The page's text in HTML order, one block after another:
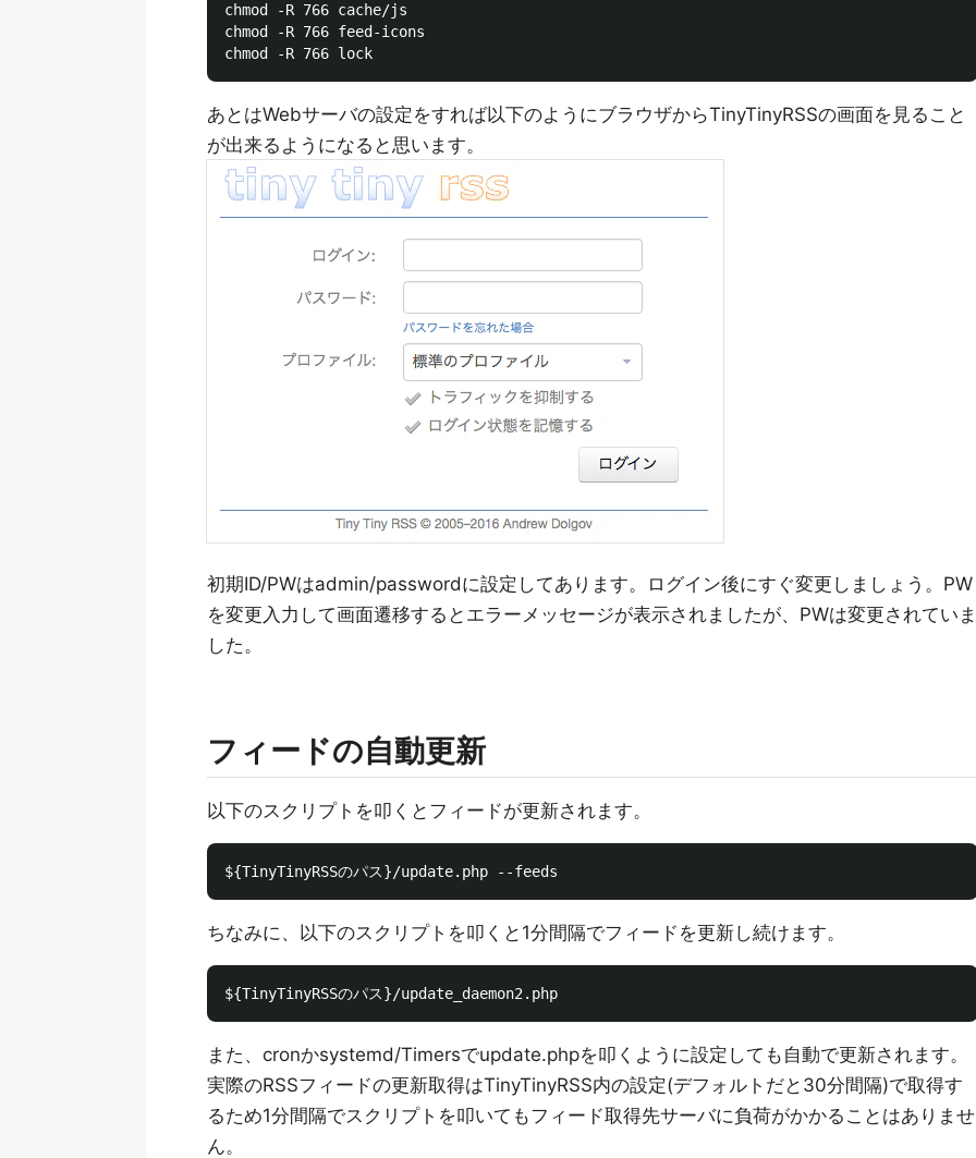
chmod -R 766 cache/js
chmod -R 766 feed-icons
あとはWebサーバの設定をすれば以下のようにブラウザからTinyTinyRSSの画面を見ること
が出来るようになると思います。
初期ID/PWはadmin/passwordに設定してあります。ログイン後にすぐ変更しましょう。PW
を変更入力して画面遷移するとエラーメッセージが表示されましたが、PWは変更されていま
した。
フィードの自動更新
以下のスクリプトを叩くとフィードが更新されます。
ちなみに、以下のスクリプトを叩くと1分間隔でフィードを更新し続けます。
また、cronかsystemd/Timersでupdate.phpを叩くように設定しても自動で更新されます。
実際のRSSフィードの更新取得はTinyTinyRSS内の設定(デフォルトだと30分間隔)で取得す
るため1分間隔でスクリプトを叩いてもフィード取得先サーバに負荷がかかることはありませ
ん。